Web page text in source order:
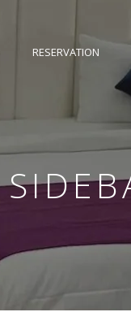
RESERVATION